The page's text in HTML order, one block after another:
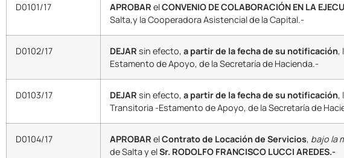
D0101/17 APROBAR elCONVENIO DE COLABORACIÓN EN LA
Salta,y la Cooperadora Asistencial de la Capital.-
D0102/17 DEJAR sin efecto, a partir de la fecha de su notificación,
Estamento de Apoyo, de la Secretaría de Hacienda.-
D0103/17 DEJAR sin efecto, a partir de la fecha de su notificación,
Transitoria -Estamento de Apoyo, de la Secretaría de
D0104/17 APROBAR elContrato de Locación de Servicios, bajo la
de Salta y elSr. RODOLFO FRANCISCO LUCCI AREDES.-